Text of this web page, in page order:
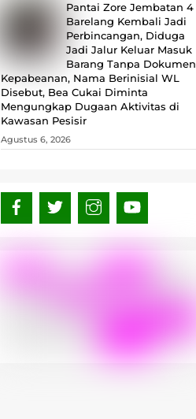
Pantai Zore Jembatan 4
Barelang Kembali Jadi
Perbincangan, Diduga
Jadi Jalur Keluar Masuk
Barang Tanpa Dokumen
Kepabeanan, Nama Berinisial WL
Disebut, Bea Cukai Diminta
Mengungkap Dugaan Aktivitas di
Kawasan Pesisir
Agustus 6, 2026